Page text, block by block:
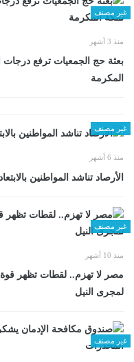
غير مصنف
منذ 3 أشهر
بعثة حج الجمعيات ترفع
المكرمة
غير مصنف
منذ 6 أشهر
الأرصاد تناشد المواطنين
غير مصنف
منذ 10 أشهر
مصر لا تهزم.. لقطات تظهر قوة
لمجرى النيل
غير مصنف